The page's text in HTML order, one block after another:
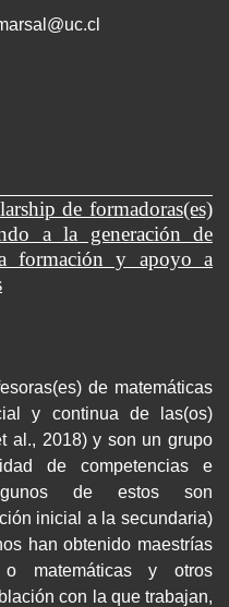
de formadoras(es)
a la generación de
formación y apoyo a
de matemáticas
y continua de las(os)
al., 2018) y son un grupo
de competencias e
de estos son
inicial a la secundaria)
han obtenido maestrías
o matemáticas y otros
con la que trabajan,